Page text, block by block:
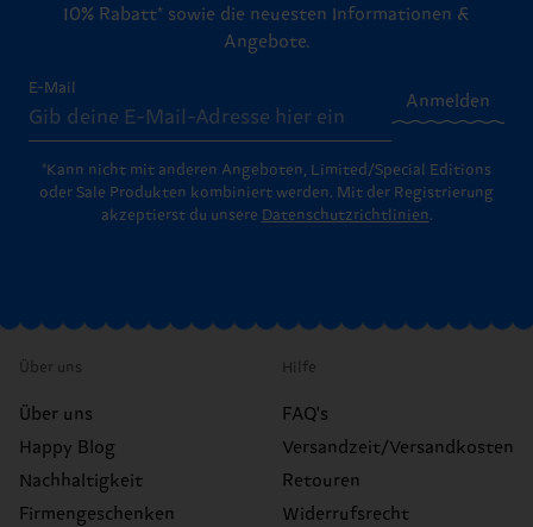
10% Rabatt* sowie die neuesten Informationen &
Angebote.
E-Mail
Anmelden
*Kann nicht mit anderen Angeboten, Limited/Special Editions
oder Sale Produkten kombiniert werden. Mit der Registrierung
akzeptierst du unsere Datenschutzrichtlinien.
Über uns
Über uns
Happy Blog
Nachhaltigkeit
Firmengeschenken
Hilfe
FAQ's
Versandzeit/Versandkosten
Retouren
Widerrufsrecht